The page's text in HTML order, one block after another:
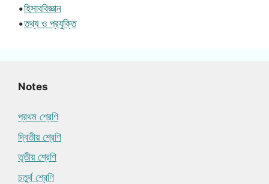
•হিসাববিজ্ঞান
•তথ্য ও প্রযুক্তি
Notes
প্রথম শ্রেণি
দ্বিতীয় শ্রেণি
তৃতীয় শ্রেণি
চতুর্থ শ্রেণি